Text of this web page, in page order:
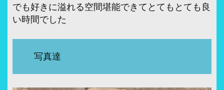
でも好きに溢れる空間堪能できてとてもとても良
い時間でした
写真達